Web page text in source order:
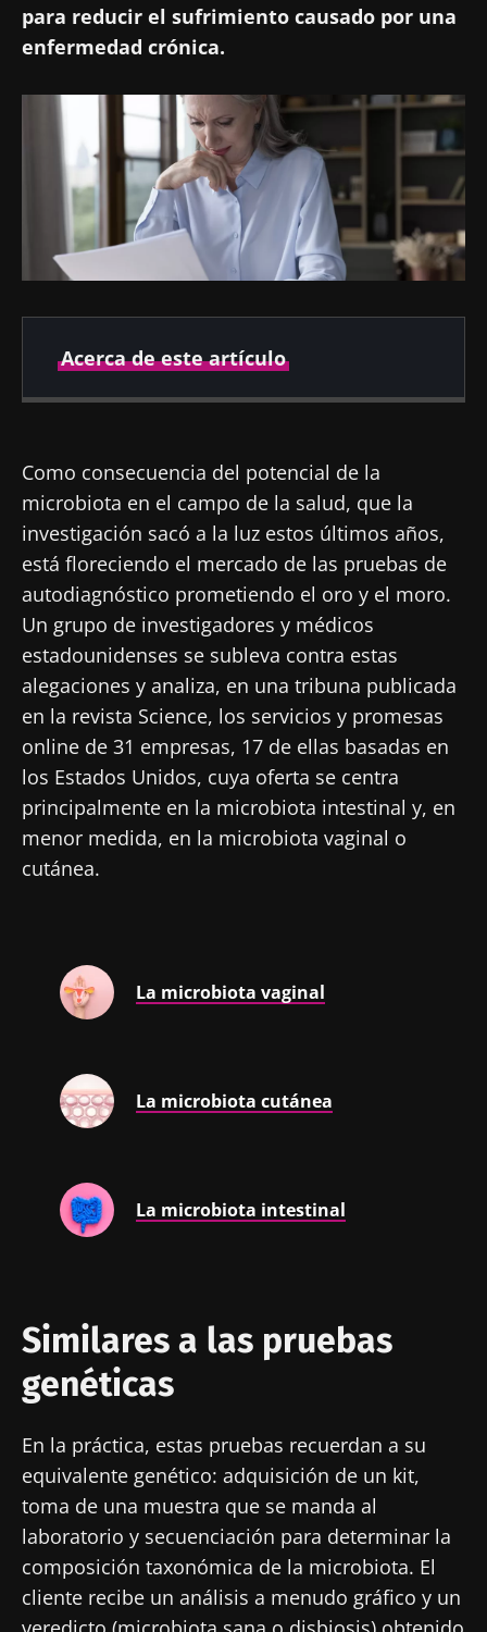
para reducir el sufrimiento causado por una
enfermedad crónica.
Acerca de este artículo
07 Junio 2024
11 Junio 2024
Como consecuencia del potencial de la
microbiota en el campo de la salud, que la
investigación sacó a la luz estos últimos años,
está floreciendo el mercado de las pruebas de
autodiagnóstico prometiendo el oro y el moro.
Un grupo de investigadores y médicos
estadounidenses se subleva contra estas
alegaciones y analiza, en una tribuna publicada
en la revista Science, los servicios y promesas
online de 31 empresas, 17 de ellas basadas en
los Estados Unidos, cuya oferta se centra
principalmente en la microbiota intestinal y, en
menor medida, en la microbiota vaginal o
cutánea.
La microbiota vaginal
La microbiota cutánea
La microbiota intestinal
Similares a las pruebas
genéticas
En la práctica, estas pruebas recuerdan a su
equivalente genético: adquisición de un kit,
toma de una muestra que se manda al
laboratorio y secuenciación para determinar la
composición taxonómica de la microbiota. El
cliente recibe un análisis a menudo gráfico y un